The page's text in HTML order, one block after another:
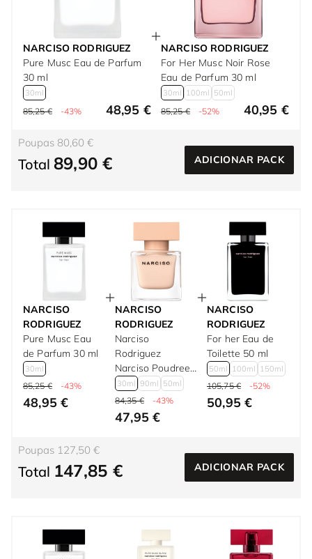
NARCISO RODRIGUEZ
Pure Musc Eau de Parfum
30 ml
30ml
85,25 € -43% 48,95 €
NARCISO RODRIGUEZ
For Her Musc Noir Rose
Eau de Parfum 30 ml
30ml 100ml 50ml
85,25 € -52% 40,95 €
Poupas 80,60 €
Total 89,90 € ADICIONAR PACK
NARCISO
RODRIGUEZ
Pure Musc Eau
de Parfum 30 ml
30ml
85,25 € -43%
48,95 €
NARCISO
RODRIGUEZ
Narciso
Rodriguez
Narciso Poudree
Eau de Parfum
para mulher 30
ml
30ml 90ml 50ml
84,35 € -43%
47,95 €
NARCISO
RODRIGUEZ
For her Eau de
Toilette 50 ml
50ml 100ml 150ml
105,75 € -52%
50,95 €
Poupas 127,50 €
Total 147,85 € ADICIONAR PACK